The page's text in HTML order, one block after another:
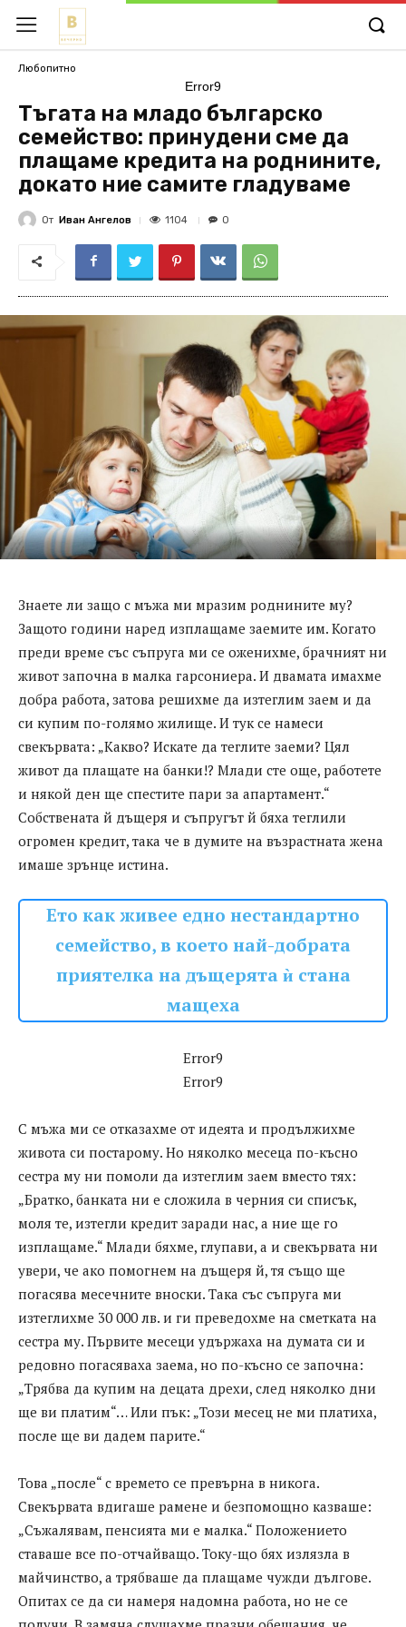
Любопитно
Error9
Тъгата на младо българско
семейство: принудени сме да
плащаме кредита на роднините,
докато ние самите гладуваме
От Иван Ангелов 1104 0
Знаете ли защо с мъжа ми мразим роднините му?
Защото години наред изплащаме заемите им. Когато
преди време със съпруга ми се оженихме, брачният ни
живот започна в малка гарсониера. И двамата имахме
добра работа, затова решихме да изтеглим заем и да
си купим по-голямо жилище. И тук се намеси
свекървата: „Какво? Искате да теглите заеми? Цял
живот да плащате на банки!? Млади сте още, работете
и някой ден ще спестите пари за апартамент.“
Собствената й дъщеря и съпругът й бяха теглили
огромен кредит, така че в думите на възрастната жена
имаше зрънце истина.
Ето как живее едно нестандартно
семейство, в което най-добрата
приятелка на дъщерята ѝ стана
мащеха
Error9
Error9
С мъжа ми се отказахме от идеята и продължихме
живота си постарому. Но няколко месеца по-късно
сестра му ни помоли да изтеглим заем вместо тях:
„Братко, банката ни е сложила в черния си списък,
моля те, изтегли кредит заради нас, а ние ще го
изплащаме.“ Млади бяхме, глупави, а и свекървата ни
увери, че ако помогнем на дъщеря й, тя също ще
погасява месечните вноски. Така със съпруга ми
изтеглихме 30 000 лв. и ги преведохме на сметката на
сестра му. Първите месеци удържаха на думата си и
редовно погасяваха заема, но по-късно се започна:
„Трябва да купим на децата дрехи, след няколко дни
ще ви платим“… Или пък: „Този месец не ми платиха,
после ще ви дадем парите.“
Това „после“ с времето се превърна в никога.
Свекървата вдигаше рамене и безпомощно казваше:
„Съжалявам, пенсията ми е малка.“ Положението
ставаше все по-отчайващо. Току-що бях излязла в
майчинство, а трябваше да плащаме чужди дългове.
Опитах се да си намеря надомна работа, но не се